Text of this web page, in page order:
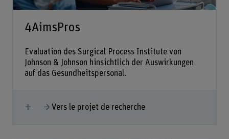
4AimsPros
Evaluation des Surgical Process Institute von
Johnson & Johnson hinsichtlich der Auswirkungen
auf das Gesundheitspersonal.
Afficher plus
Vers le projet de recherche